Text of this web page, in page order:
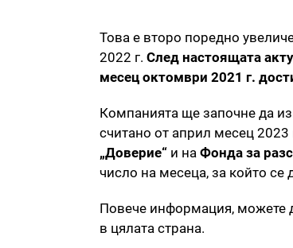
Това е второ поредно
2022 г. След настоящата
месец октомври 2021 г.
Компанията ще започне да
считано от април месец
„Доверие“ и на Фонда за
число на месеца, за който се
Повече информация, можете
в цялата страна.